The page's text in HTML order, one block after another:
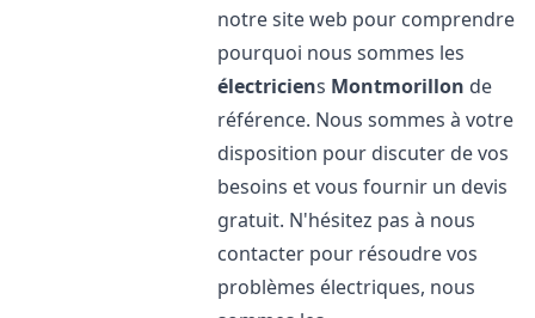
notre site web pour comprendre
pourquoi nous sommes les
électriciens Montmorillon de
référence. Nous sommes à votre
disposition pour discuter de vos
besoins et vous fournir un devis
gratuit. N'hésitez pas à nous
contacter pour résoudre vos
problèmes électriques, nous